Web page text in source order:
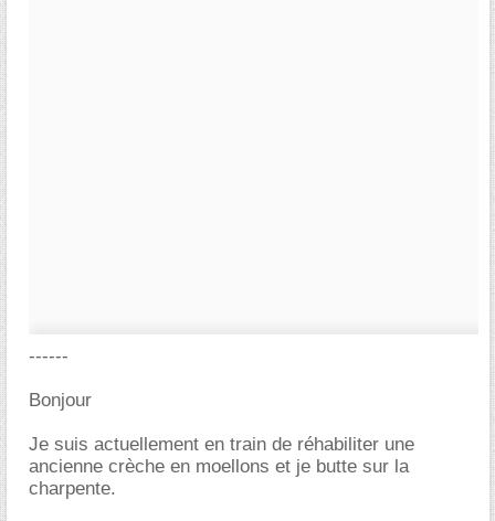
------
Bonjour
Je suis actuellement en train de réhabiliter une
ancienne crèche en moellons et je butte sur la
charpente.